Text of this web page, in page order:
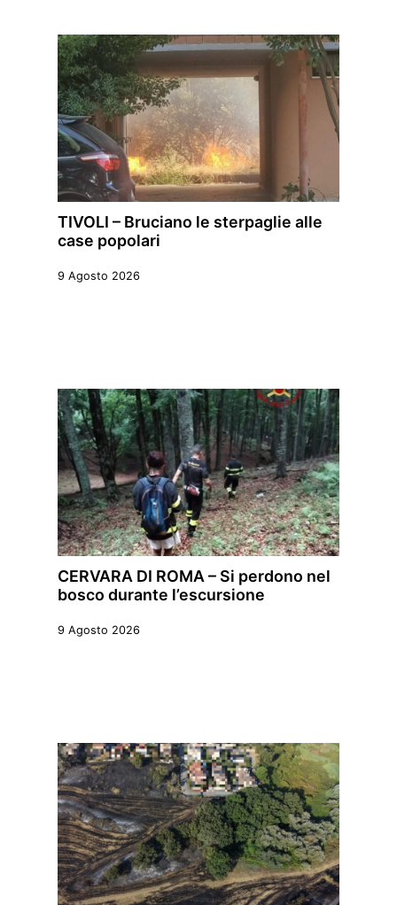
TIVOLI – Bruciano le sterpaglie alle
case popolari
9 Agosto 2026
CERVARA DI ROMA – Si perdono nel
bosco durante l’escursione
9 Agosto 2026